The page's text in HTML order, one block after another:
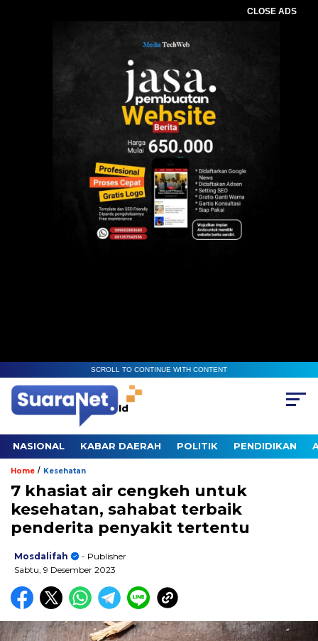
CLOSE ADS
SCROLL TO CONTINUE WITH CONTENT
NASIONAL KABAR DAERAH POLITIK PENDIDIKAN
Home / Kesehatan
7 khasiat air cengkeh untuk
kesehatan, sahabat terbaik
penderita penyakit tertentu
Mosdalifah
- Publisher
Sabtu, 9 Desember 2023